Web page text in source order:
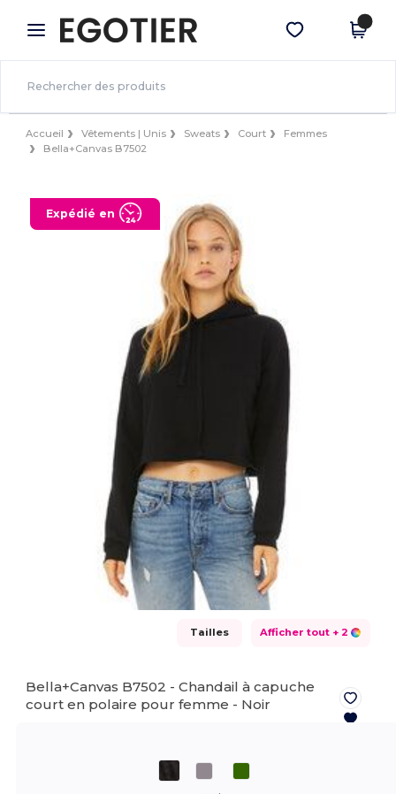
× Appli Egotier
Meilleurs prix sur l’app !
Obtenir l'appli
Accueil Vêtements | Unis Sweats Court
Femmes
Bella+Canvas B7502
Expédié en
Tailles Afficher tout + 2
Bella+Canvas B7502 - Chandail à capuche
court en polaire pour femme - Noir